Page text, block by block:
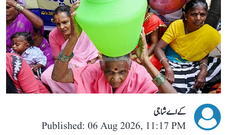
کے اے شاجی
Published: 06 Aug 2026, 11:17 PM